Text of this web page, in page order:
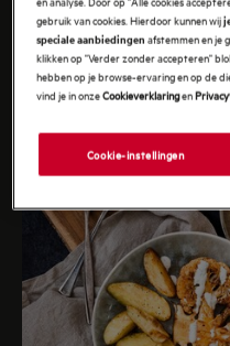
- 2 tl
gebruik van cookies. Hierdoor kunnen wij
speciale aanbiedingen afstemmen en je
klikken op "Verder zonder accepteren"
hebben op je browse-ervaring en op de
vind je in onzeCookieverklaringen
Cookie-instellingen